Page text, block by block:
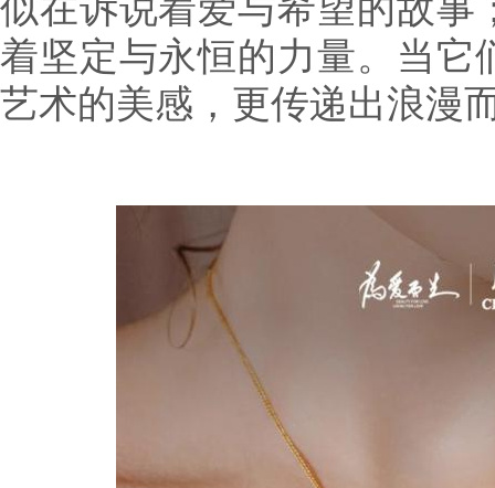
着坚定与永恒的力量。当
艺术的美感，更传递出浪漫